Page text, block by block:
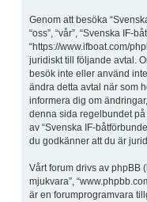
Genom att besöka
“oss”, “vår”, “Svenska IF-
“https://www.ifboat.com/
juridiskt till följande avtal.
besök inte eller använd
ändra detta avtal när som
informera dig om
denna sida regelbundet
av “Svenska IF-
du godkänner att du är
Vårt forum drivs av phpBB
mjukvara”,
är en forumprogramvara